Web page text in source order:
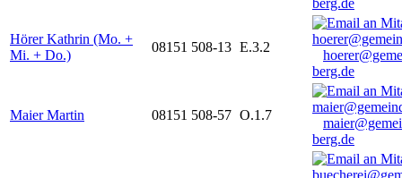
berg.de
Hörer Kathrin (Mo. +
Mi. + Do.)
08151 508-13 E.3.2
berg.de
Maier Martin 08151 508-57 O.1.7
berg.de